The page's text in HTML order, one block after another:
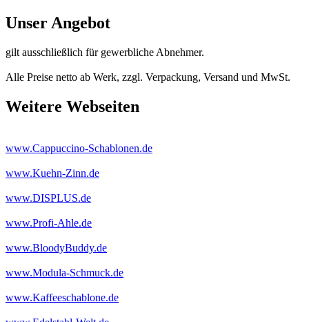
Unser Angebot
gilt ausschließlich für gewerbliche Abnehmer.
Alle Preise netto ab Werk, zzgl. Verpackung, Versand und MwSt.
Weitere Webseiten
www.Cappuccino-Schablonen.de
www.Kuehn-Zinn.de
www.DISPLUS.de
www.Profi-Ahle.de
www.BloodyBuddy.de
www.Modula-Schmuck.de
www.Kaffeeschablone.de